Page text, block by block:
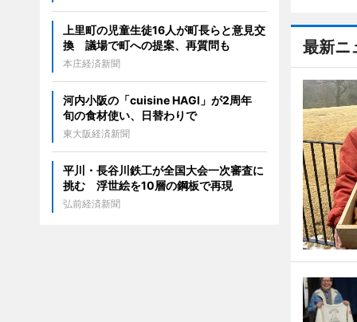
最新ニ
上里町の児童生徒16人が町長らと意見交
換 議場で町への提案、再質問も
本庄経済新聞
河内小阪の「cuisine HAGI」が2周年
旬の食材使い、日替わりで
東大阪経済新聞
平川・長谷川鉄工が全国大会一次審査に
挑む 浮世絵を10層の鋼板で再現
弘前経済新聞